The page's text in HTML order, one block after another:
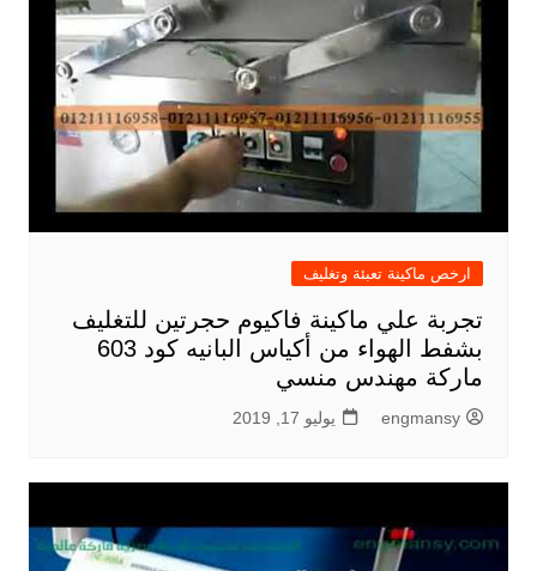
ارخص ماكينة تعبئة وتغليف
تجربة علي ماكينة فاكيوم حجرتين للتغليف
بشفط الهواء من أكياس البانيه كود 603
ماركة مهندس منسي
engmansy يوليو 17, 2019